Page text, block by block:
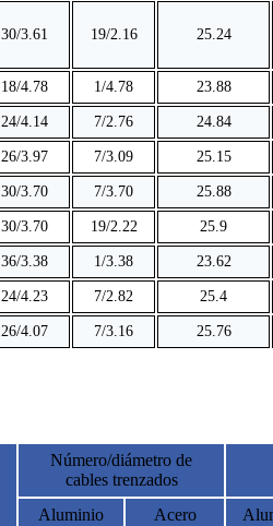
30/3.61 19/2.16 25.24
18/4.78 1/4.78 23.88
24/4.14 7/2.76 24.84
26/3.97 7/3.09 25.15
30/3.70 7/3.70 25.88
30/3.70 19/2.22 25.9
36/3.38 1/3.38 23.62
24/4.23 7/2.82 25.4
26/4.07 7/3.16 25.76
Número/diámetro de
cables trenzados
Aluminio
Acero